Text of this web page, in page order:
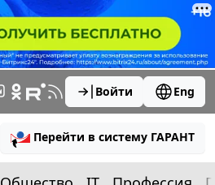
Войти Eng
Перейти в систему ГАРАНТ